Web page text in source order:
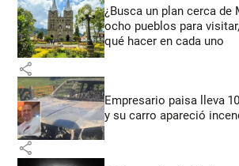
¿Busca un plan cerca de
ocho pueblos para
qué hacer en cada uno
share
Empresario paisa lleva
y su carro apareció
share